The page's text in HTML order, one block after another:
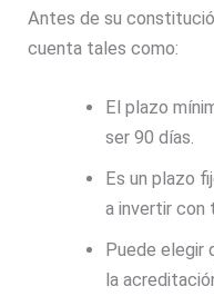
Antes de su
cuenta tales como:
El plazo
ser 90 días.
Es un plazo
a invertir con
Puede elegir
la